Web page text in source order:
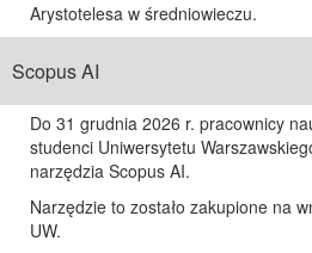
Arystotelesa w średniowieczu.
Scopus AI
Do 31 grudnia 2026 r. pracownicy
studenci Uniwersytetu
narzędzia Scopus AI.
Narzędzie to zostało zakupione na
UW.